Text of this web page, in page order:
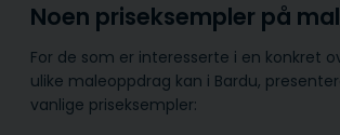
Noen priseksempler på
For de som er interesserte i en konkret
ulike maleoppdrag kan i Bardu,
vanlige priseksempler: